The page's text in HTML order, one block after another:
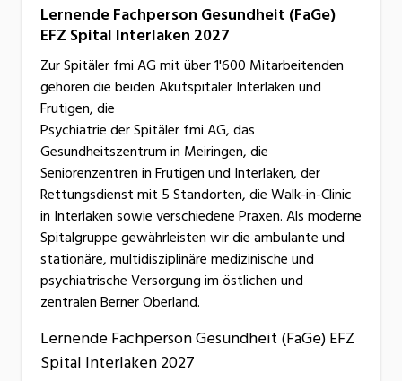
Lernende Fachperson Gesundheit (FaGe)
EFZ Spital Interlaken 2027
Zur Spitäler fmi AG mit über 1'600 Mitarbeitenden
gehören die beiden Akutspitäler Interlaken und
Frutigen, die
Psychiatrie der Spitäler fmi AG, das
Gesundheitszentrum in Meiringen, die
Seniorenzentren in Frutigen und Interlaken, der
Rettungsdienst mit 5 Standorten, die Walk-in-Clinic
in Interlaken sowie verschiedene Praxen. Als moderne
Spitalgruppe gewährleisten wir die ambulante und
stationäre, multidisziplinäre medizinische und
psychiatrische Versorgung im östlichen und
zentralen Berner Oberland.
Lernende Fachperson Gesundheit (FaGe) EFZ
Spital Interlaken 2027